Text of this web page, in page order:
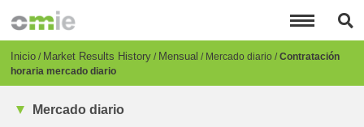
principal
Breadcrumb
Inicio Market Results History Mensual Mercado diario Contratación
horaria mercado diario
Mercado diario